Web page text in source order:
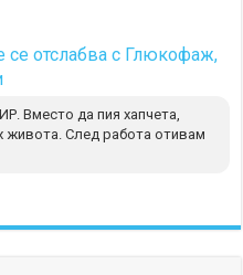
се отслабва с Глюкофаж,
Вместо да пия хапчета,
живота. След работа отивам